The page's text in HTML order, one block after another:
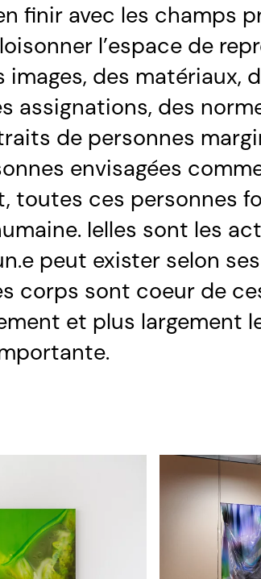
finir avec les champs
l’espace de
des matériaux,
assignations, des
de personnes
envisagées
toutes ces personnes
Ielles sont les
peut exister selon
corps sont coeur de
et plus largement